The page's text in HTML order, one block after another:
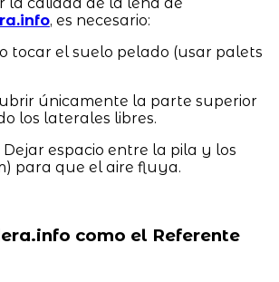
, es necesario:
tocar el suelo pelado (usar palets
únicamente la parte superior
los laterales libres.
Dejar espacio entre la pila y los
para que el aire fluya.
como el Referente